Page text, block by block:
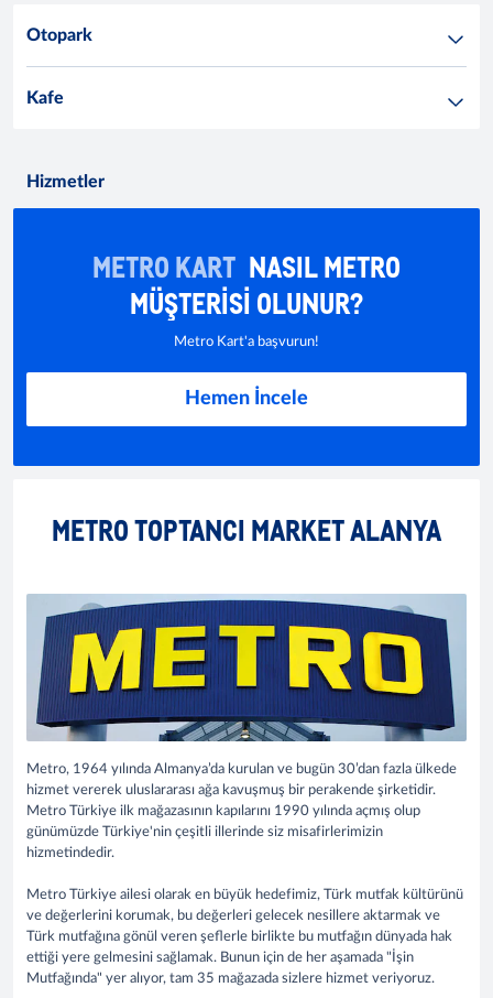
Otopark
Kafe
Hizmetler
METRO KART NASIL METRO
MÜŞTERISI OLUNUR?
Metro Kart'a başvurun!
Hemen İncele
METRO TOPTANCI MARKET ALANYA
Metro, 1964 yılında Almanya’da kurulan ve bugün 30’dan fazla ülkede
hizmet vererek uluslararası ağa kavuşmuş bir perakende şirketidir.
Metro Türkiye ilk mağazasının kapılarını 1990 yılında açmış olup
günümüzde Türkiye'nin çeşitli illerinde siz misafirlerimizin
hizmetindedir.
Metro Türkiye ailesi olarak en büyük hedefimiz, Türk mutfak kültürünü
ve değerlerini korumak, bu değerleri gelecek nesillere aktarmak ve
Türk mutfağına gönül veren şeflerle birlikte bu mutfağın dünyada hak
ettiği yere gelmesini sağlamak. Bunun için de her aşamada "İşin
Mutfağında" yer alıyor, tam 35 mağazada sizlere hizmet veriyoruz.